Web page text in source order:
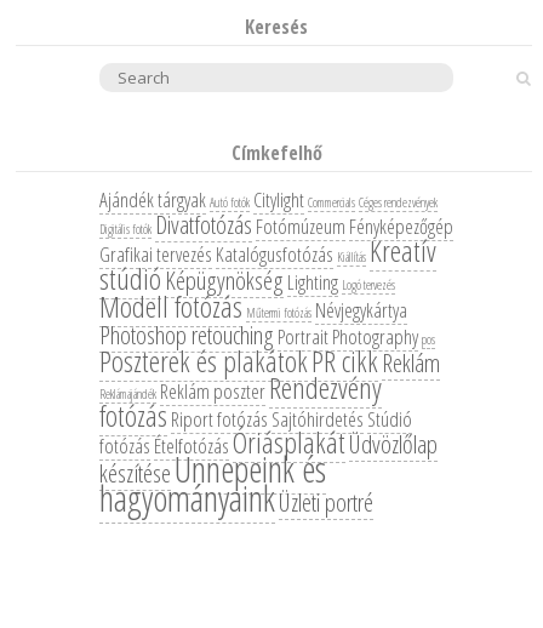
Keresés
Search
Címkefelhő
Ajándék tárgyak Autó fotók Citylight Commercials Céges rendezvények
Digitális fotók Divatfotózás Fotómúzeum Fényképezőgép
Grafikai tervezés Katalógusfotózás Kiállítás Kreatív
stúdióKépügynökségLighting Logó tervezés
Modell fotózás Műtermi fotózás Névjegykártya
Photoshop retouching Portrait Photography pos
Poszterek és plakátokPR cikkReklám
Reklámajándék Reklám poszterRendezvény
fotózásRiport fotózás Sajtóhirdetés Stúdió
fotózásÉtelfotózásÓriásplakátÜdvözlőlap
készítéseÜnnepeink és
hagyományainkÜzleti portré